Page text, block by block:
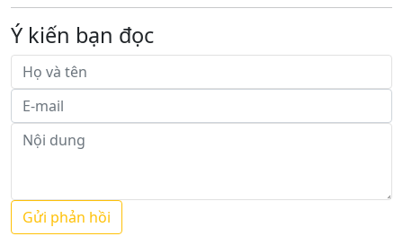
Ý kiến bạn đọc